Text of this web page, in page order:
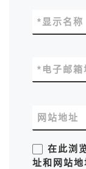
显示名称
*
电子邮箱
*
网站地址
在此浏
址和网站地